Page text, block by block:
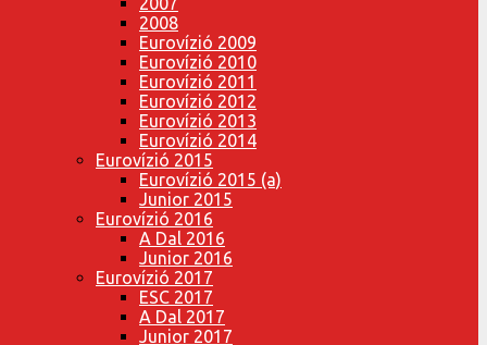
2008
Eurovízió 2009
Eurovízió 2010
Eurovízió 2011
Eurovízió 2012
Eurovízió 2013
Eurovízió 2014
Eurovízió 2015
Eurovízió 2015 (a)
Junior 2015
Eurovízió 2016
A Dal 2016
Junior 2016
Eurovízió 2017
ESC 2017
A Dal 2017
Junior 2017